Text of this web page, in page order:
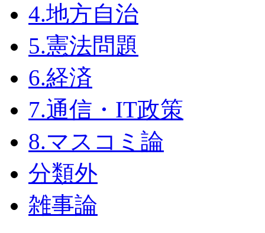
4.地方自治
5.憲法問題
6.経済
7.通信・IT政策
8.マスコミ論
分類外
雑事論